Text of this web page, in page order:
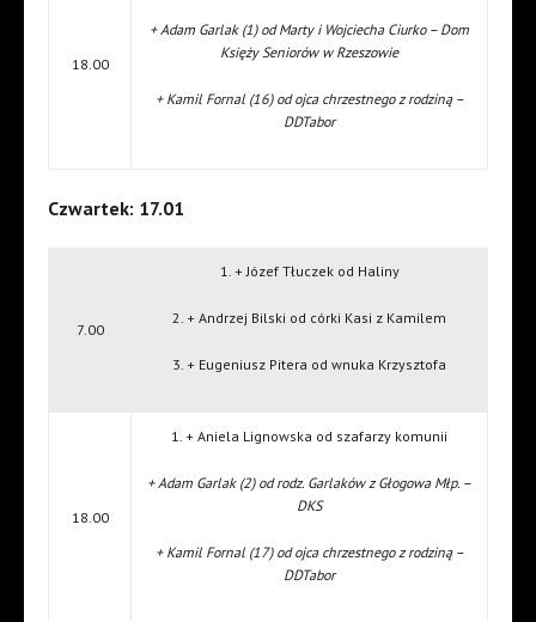
18.00
+ Adam Garlak (1) od Marty i Wojciecha Ciurko – Dom
Księży Seniorów w Rzeszowie
+ Kamil Fornal (16) od ojca chrzestnego z rodziną –
DDTabor
Czwartek: 17.01
7.00
1. + Józef Tłuczek od Haliny
2. + Andrzej Bilski od córki Kasi z Kamilem
3. + Eugeniusz Pitera od wnuka Krzysztofa
18.00
1. + Aniela Lignowska od szafarzy komunii
+ Adam Garlak (2) od rodz. Garlaków z Głogowa Młp. –
DKS
+ Kamil Fornal (17) od ojca chrzestnego z rodziną –
DDTabor